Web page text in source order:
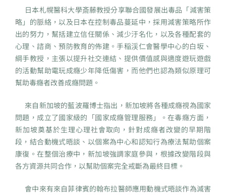
日本札幌醫科大學斎藤教授分享聯合國發展出毒品「減害策
略」的脈絡，以及日本在控制毒品蔓延中，採用減害策略所作
出的努力，幫括建立信任關係、減少汙名化，以及各種配套的
心理、諮商、預防教育的佈建。手稲渓仁會醫學中心的白坂、
綱手教授，主張以提升社交連結、提供價值感與適度遊玩遊戲
的活動幫助電玩成癮少年降低傷害，而他們也認為類似原理可
幫助毒癮者改善成癮問題。
來自新加坡的藍波羅博士指出，新加坡將各種成癮視為國家
問題，成立了國家級的「國家成癮管理服務」。在毒癮方面，
新加坡奠基於生理心理社會取向，針對成癮者改變的早期階
段，結合動機式晤談、以個案為中心和認知行為療法幫助個案
康復。在整個治療中，新加坡強調家庭參與，根據改變階段與
各方資源共同合作，以幫助個案完全戒斷為最終目標。
會中來有來自菲律賓的翰布拉醫師應用動機式晤談作為減害